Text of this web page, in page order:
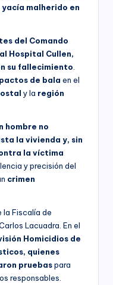
malherido en
del Comando
Hospital Cullen,
su fallecimiento
de bala en el
y la región
hombre no
la vivienda y, sin
la víctima
y precisión del
crimen
la Fiscalía de
Lacuadra. En el
Homicidios de
quienes
pruebaspara
responsables.